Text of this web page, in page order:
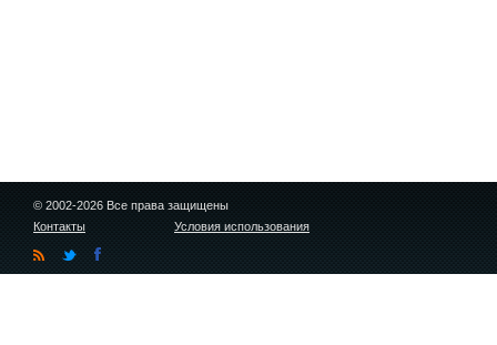
© 2002-2026 Все права защищены
Контакты
Условия использования